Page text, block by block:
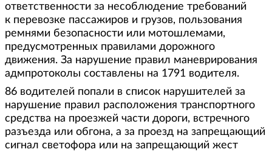
ответственности за несоблюдение требований
к перевозке пассажиров и грузов, пользования
ремнями безопасности или мотошлемами,
предусмотренных правилами дорожного
движения. За нарушение правил маневрирования
адмпротоколы составлены на 1791 водителя.
86 водителей попали в список нарушителей за
нарушение правил расположения транспортного
средства на проезжей части дороги, встречного
разъезда или обгона, а за проезд на запрещающий
сигнал светофора или на запрещающий жест